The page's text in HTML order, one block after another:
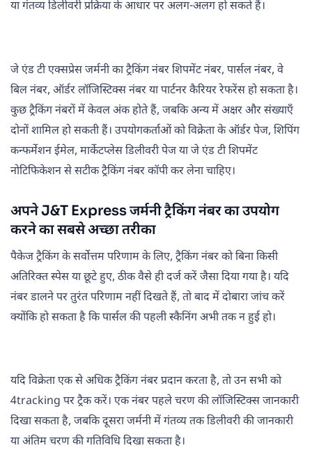
या गंतव्य डिलीवरी प्रक्रिया के आधार पर अलग-अलग हो सकते हैं।
जे एंड टी एक्सप्रेस जर्मनी का ट्रैकिंग नंबर शिपमेंट नंबर, पार्सल नंबर, वे
बिल नंबर, ऑर्डर लॉजिस्टिक्स नंबर या पार्टनर कैरियर रेफरेंस हो सकता है।
कुछ ट्रैकिंग नंबरों में केवल अंक होते हैं, जबकि अन्य में अक्षर और संख्याएँ
दोनों शामिल हो सकती हैं। उपयोगकर्ताओं को विक्रेता के ऑर्डर पेज, शिपिंग
कन्फर्मेशन ईमेल, मार्केटप्लेस डिलीवरी पेज या जे एंड टी शिपमेंट
नोटिफिकेशन से सटीक ट्रैकिंग नंबर कॉपी कर लेना चाहिए।
अपने J&T Express जर्मनी ट्रैकिंग नंबर का उपयोग
करने का सबसे अच्छा तरीका
पैकेज ट्रैकिंग के सर्वोत्तम परिणाम के लिए, ट्रैकिंग नंबर को बिना किसी
अतिरिक्त स्पेस या छूटे हुए, ठीक वैसे ही दर्ज करें जैसा दिया गया है। यदि
नंबर डालने पर तुरंत परिणाम नहीं दिखते हैं, तो बाद में दोबारा जांच करें
क्योंकि हो सकता है कि पार्सल की पहली स्कैनिंग अभी तक न हुई हो।
यदि विक्रेता एक से अधिक ट्रैकिंग नंबर प्रदान करता है, तो उन सभी को
4tracking पर ट्रैक करें। एक नंबर पहले चरण की लॉजिस्टिक्स जानकारी
दिखा सकता है, जबकि दूसरा जर्मनी में गंतव्य तक डिलीवरी की जानकारी
या अंतिम चरण की गतिविधि दिखा सकता है।